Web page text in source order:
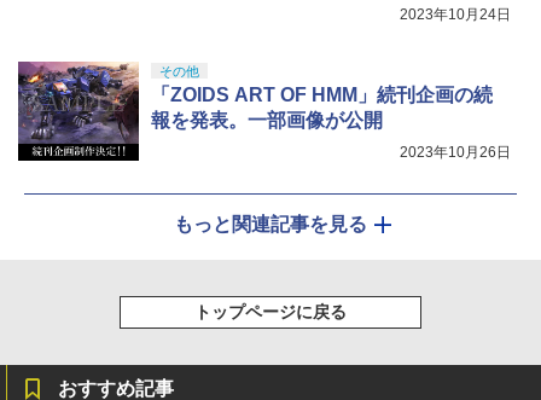
2023年10月24日
その他
「ZOIDS ART OF HMM」続刊企画の続
報を発表。一部画像が公開
2023年10月26日
もっと関連記事を見る
トップページに戻る
おすすめ記事